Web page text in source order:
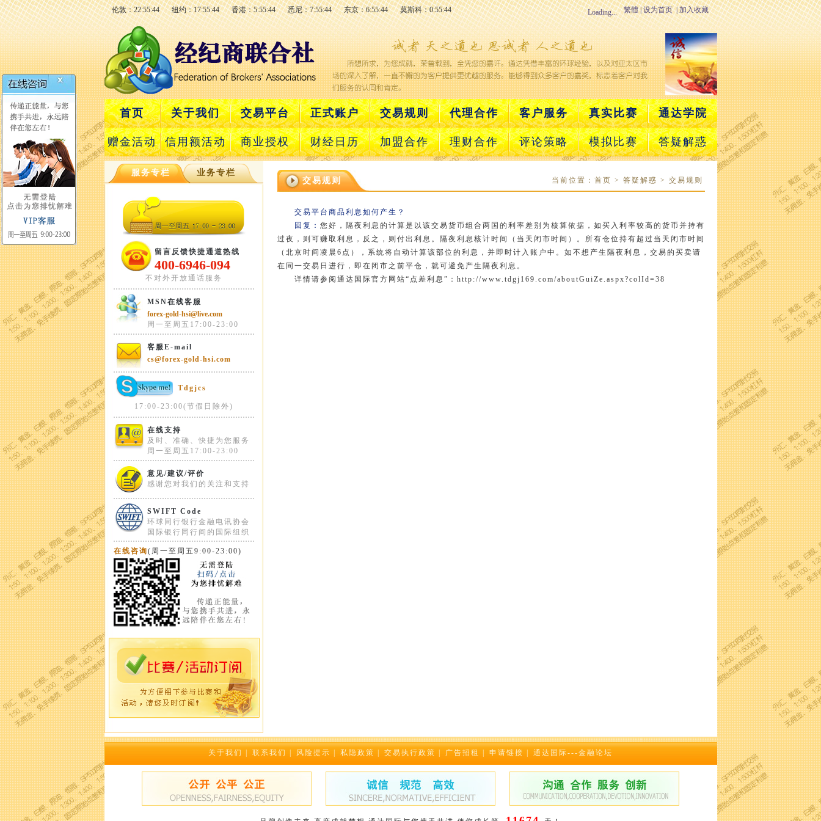
伦敦：22:55:44 纽约：17:55:44 香港：5:55:44 悉尼：7:55:44 东京：6:55:44 莫斯科：0:55:44 |加入收藏
|设为首页
繁體
Loading...
首页 关于我们 交易平台 正式账户 交易规则 代理合作 客户服务 真实比赛 通达学院
赠金活动 信用额活动 商业授权 财经日历 加盟合作 理财合作 评论策略 模拟比赛 答疑解惑
服务专栏 业务专栏
留言反馈快捷通道热线
400-6946-094
不对外开放通话服务
MSN在线客服
forex-gold-hsi@live.com
周一至周五17:00-23:00
客服E-mail
cs@forex-gold-hsi.com
Tdgjcs
17:00-23:00(节假日除外)
在线支持
及时、准确、快捷为您服务
周一至周五17:00-23:00
意见/建议/评价
感谢您对我们的关注和支持
SWIFT Code
环球同行银行金融电讯协会
国际银行同行间的国际组织
在线咨询(周一至周五9:00-23:00)
交易规则 当前位置：首页 > 答疑解惑 > 交易规则
交易平台商品利息如何产生？
回复： 您好，隔夜利息的计算是以该交易货币组合两国的利率差别为核算依据，如买入利率较高的货币并持有
过夜，则可赚取利息，反之，则付出利息。隔夜利息核计时间（当天闭市时间）。所有仓位持有超过当天闭市时间
（北京时间凌晨6点），系统将自动计算该部位的利息，并即时计入账户中。如不想产生隔夜利息，交易的买卖请
在同一交易日进行，即在闭市之前平仓，就可避免产生隔夜利息。
详情请参阅通达国际官方网站“点差利息”： http://www.tdgj169.com/aboutGuiZe.aspx?colId=38
关于我们 联系我们 风险提示 私隐政策 交易执行政策 广告招租 申请链接 通达国际---金融论坛